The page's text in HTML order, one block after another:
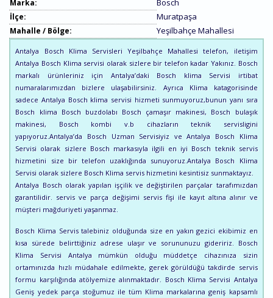
Marka: Bosch
İlçe: Muratpaşa
Mahalle / Bölge: Yeşilbahçe Mahallesi
Antalya Bosch Klima Servisleri Yeşilbahçe Mahallesi telefon, iletişim
Antalya Bosch Klima servisi olarak sizlere bir telefon kadar Yakınız. Bosch
markalı ürünleriniz için Antalya’daki Bosch klima Servisi irtibat
numaralarımızdan bizlere ulaşabilirsiniz. Ayrıca Klima katagorisinde
sadece Antalya Bosch klima servisi hizmeti sunmuyoruz,bunun yanı sıra
Bosch klima Bosch buzdolabı Bosch çamaşır makinesi, Bosch bulaşık
makinesi, Bosch kombi v.b cihazların teknik servisligini
yapıyoruz.Antalya’da Bosch Uzman Servisiyiz ve Antalya Bosch Klima
Servisi olarak sizlere Bosch markasıyla ilgili en iyi Bosch teknik servis
hizmetini size bir telefon uzaklığında sunuyoruz.Antalya Bosch Klima
Servisi olarak sizlere Bosch Klima servis hizmetini kesintisiz sunmaktayız.
Antalya Bosch olarak yapılan işçilik ve değiştirilen parçalar tarafımızdan
garantilidir. servis ve parça değişimi servis fişi ile kayıt altına alınır ve
müşteri mağduriyeti yaşanmaz.
Bosch Klima Servis talebiniz olduğunda size en yakın gezici ekibimiz en
kısa sürede belirttiğiniz adrese ulaşır ve sorununuzu gideririz. Bosch
Klima Servisi Antalya mümkün olduğu müddetçe cihazınıza sizin
ortamınızda hızlı müdahale edilmekte, gerek görüldüğü takdirde servis
formu karşılığında atölyemize alınmaktadır. Bosch Klima Servisi Antalya
Geniş yedek parça stoğumuz ile tüm Klima markalarına geniş kapsamlı